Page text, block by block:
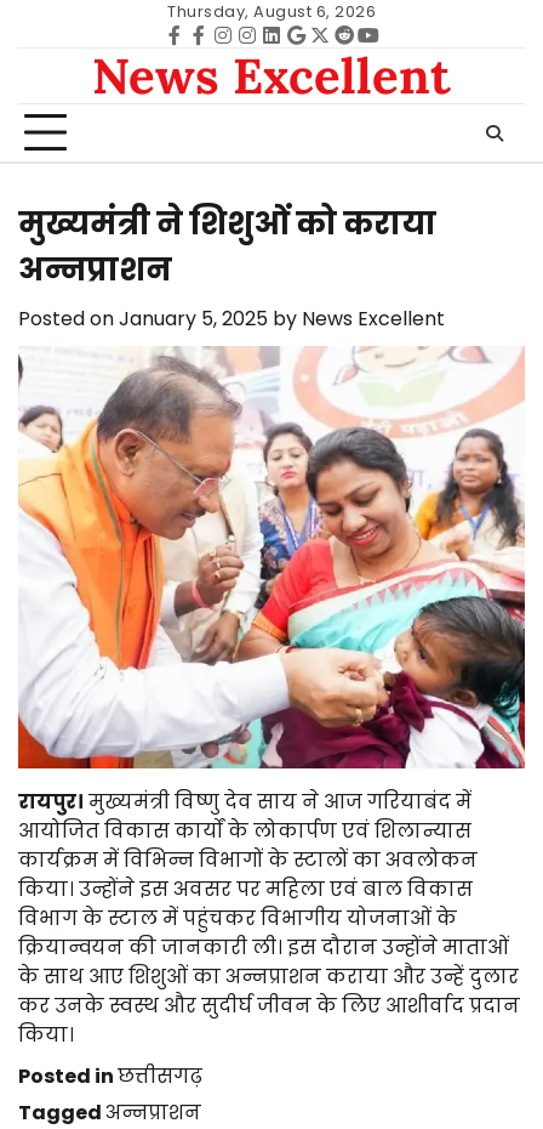
Thursday, August 6, 2026
Facebook
facebook
Instagram
instagram
Linkedin
google
Twitter
redditYoutube
News Excellent
मुख्यमंत्री ने शिशुओं को कराया
अन्नप्राशन
Posted onJanuary 5, 2025 by News Excellent
रायपुर। मुख्यमंत्री विष्णु देव साय ने आज गरियाबंद में
आयोजित विकास कार्यों के लोकार्पण एवं शिलान्यास
कार्यक्रम में विभिन्न विभागों के स्टालों का अवलोकन
किया। उन्होंने इस अवसर पर महिला एवं बाल विकास
विभाग के स्टाल में पहुंचकर विभागीय योजनाओं के
क्रियान्वयन की जानकारी ली। इस दौरान उन्होंने माताओं
के साथ आए शिशुओं का अन्नप्राशन कराया और उन्हें दुलार
कर उनके स्वस्थ और सुदीर्घ जीवन के लिए आशीर्वाद प्रदान
किया।
Posted inछत्तीसगढ़
Taggedअन्नप्राशन